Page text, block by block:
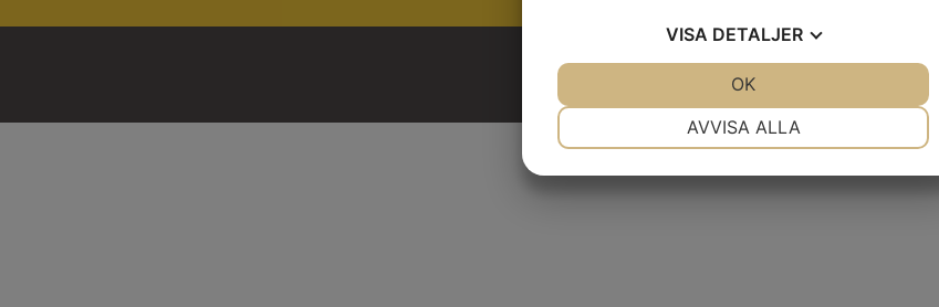
VISA DETALJER
AVVISA ALLA
OK